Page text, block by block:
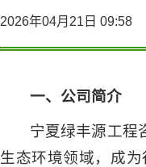
2026年04月21日
一、公司简介
宁夏绿丰源工程
生态环境领域，成